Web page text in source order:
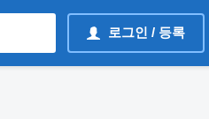
로그인 / 등록